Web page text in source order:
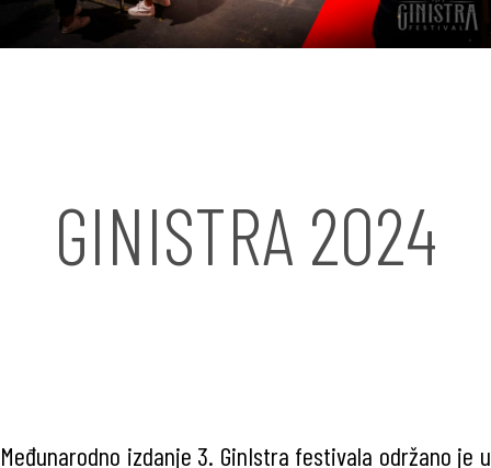
GINISTRA 2024
Međunarodno izdanje 3. GinIstra festivala održano je u